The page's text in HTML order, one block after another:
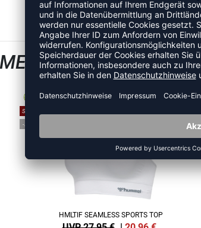
ZULETZT
MEHR AUS DER
SALE
-25%
HMLTIF SEAMLESS SPORTS TOP